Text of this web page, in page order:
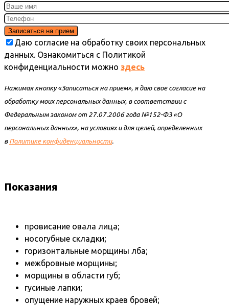
Даю согласие на обработку своих персональных
данных. Ознакомиться с Политикой
конфиденциальности можно здесь
Нажимая кнопку «Записаться на прием», я даю свое согласие на
обработку моих персональных данных, в соответствии с
Федеральным законом от 27.07.2006 года №152-ФЗ «О
персональных данных», на условиях и для целей, определенных
в Политике конфиденциальности.
Показания
провисание овала лица;
носогубные складки;
горизонтальные морщины лба;
межбровные морщины;
морщины в области губ;
гусиные лапки;
опущение наружных краев бровей;